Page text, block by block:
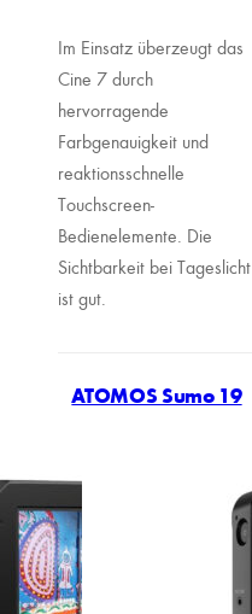
Im Einsatz überzeugt das
Cine 7 durch
hervorragende
Farbgenauigkeit und
reaktionsschnelle
Touchscreen-
Bedienelemente. Die
Sichtbarkeit bei Tageslicht
ist gut.
ATOMOS Sumo 19